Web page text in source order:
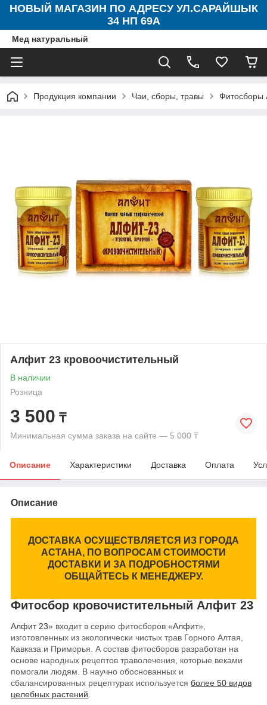
НОВЫЙ МАГАЗИН ПО АДРЕСУ УЛ.САРАЙШЫК
34 НП 69А
Мед натуральный
Продукция компании Чаи, сборы, травы Фитосборы
Алфит 23 кровоочистительный
В наличии
Розница
3 500 ₸
Минимальная сумма заказа на сайте — 5 000 ₸
Описание Характеристики Доставка Оплата
Описание
ДОСТАВКА ОСУЩЕСТВЛЯЕТСЯ ИЗ ГОРОДА
АСТАНА, ПО ВОПРОСАМ СТОИМОСТИ
ДОСТАВКИ И ЗА ПОДРОБНОСТЯМИ
ОБЩАЙТЕСЬ К МЕНЕДЖЕРУ.
Фитосбор кровочистительный Алфит 23
Алфит 23» входит в серию фитосборов «Алфит»,
изготовленных из экологически чистых трав Горного Алтая,
Кавказа и Приморья. А состав фитосборов разработан на
основе народных рецептов траволечения, которые веками
помогали людям. В научно обоснованных и
сбалансированных рецептурах используется более 50 видов
целебных растений.